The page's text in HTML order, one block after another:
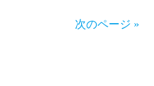
次のページ »